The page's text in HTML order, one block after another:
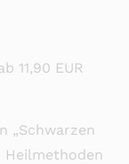
11,90 EUR
„Schwarzen
Heilmethoden